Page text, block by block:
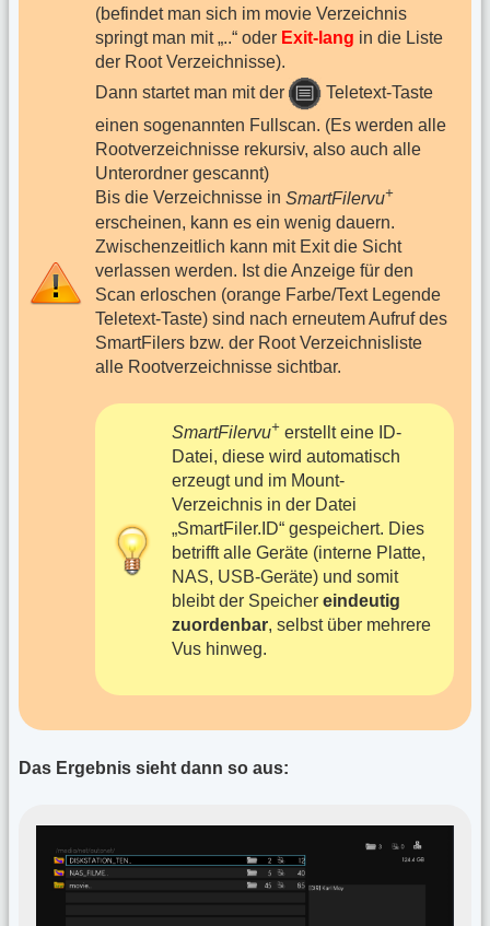
(befindet man sich im movie Verzeichnis
springt man mit „..“ oder Exit-lang in die Liste
der Root Verzeichnisse).
Dann startet man mit der
Teletext-Taste
einen sogenannten Fullscan. (Es werden alle
Rootverzeichnisse rekursiv, also auch alle
Unterordner gescannt)
Bis die Verzeichnisse in SmartFilervu+
erscheinen, kann es ein wenig dauern.
Zwischenzeitlich kann mit Exit die Sicht
verlassen werden. Ist die Anzeige für den
Scan erloschen (orange Farbe/Text Legende
Teletext-Taste) sind nach erneutem Aufruf des
SmartFilers bzw. der Root Verzeichnisliste
alle Rootverzeichnisse sichtbar.
SmartFilervu+ erstellt eine ID-
Datei, diese wird automatisch
erzeugt und im Mount-
Verzeichnis in der Datei
„SmartFiler.ID“ gespeichert. Dies
betrifft alle Geräte (interne Platte,
NAS, USB-Geräte) und somit
bleibt der Speicher eindeutig
zuordenbar, selbst über mehrere
Vus hinweg.
Das Ergebnis sieht dann so aus: